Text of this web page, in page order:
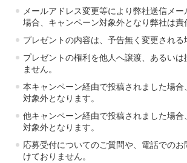
メールアドレス変更等により弊社送信メ
場合、キャンペーン対象外となり弊社は責
プレゼントの内容は、予告無く変更される
プレゼントの権利を他人へ譲渡、あるいは
ません。
本キャンペーン経由で投稿されました場
対象外となります。
他キャンペーン経由で投稿されました場
対象外となります。
応募受付についてのご質問や、電話での
けておりません。